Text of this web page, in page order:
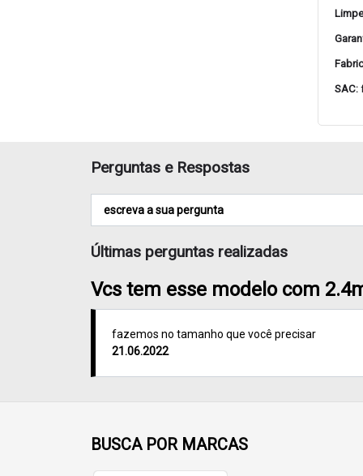
SAC:
Perguntas e Respostas
Últimas perguntas realizadas
Vcs tem esse modelo com
fazemos no tamanho que você precisar
21.06.2022
BUSCA POR MARCAS